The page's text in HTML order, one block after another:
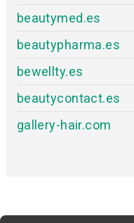
beautymed.es
beautypharma.es
bewellty.es
beautycontact.es
gallery-hair.com